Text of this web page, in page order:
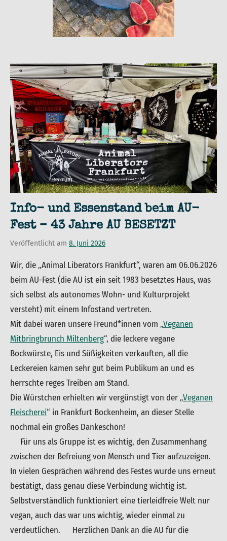
Info- und Essenstand beim AU-
Fest – 43 Jahre AU BESETZT
Veröffentlicht am 8. Juni 2026
Wir, die „Animal Liberators Frankfurt“, waren am 06.06.2026
beim AU-Fest (die AU ist ein seit 1983 besetztes Haus, was
sich selbst als autonomes Wohn- und Kulturprojekt
versteht) mit einem Infostand vertreten.
Mit dabei waren unsere Freund*innen vom „Veganen
Mitbringbrunch Miltenberg“, die leckere vegane
Bockwürste, Eis und Süßigkeiten verkauften, all die
Leckereien kamen sehr gut beim Publikum an und es
herrschte reges Treiben am Stand.
Die Würstchen erhielten wir vergünstigt von der „Veganen
Fleischerei“ in Frankfurt Bockenheim, an dieser Stelle
nochmal ein großes Dankeschön!
Für uns als Gruppe ist es wichtig, den Zusammenhang
zwischen der Befreiung von Mensch und Tier aufzuzeigen.
In vielen Gesprächen während des Festes wurde uns erneut
bestätigt, dass genau diese Verbindung wichtig ist.
Selbstverständlich funktioniert eine tierleidfreie Welt nur
vegan, auch das war uns wichtig, wieder einmal zu
verdeutlichen. Herzlichen Dank an die AU für die